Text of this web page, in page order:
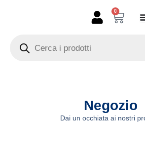
0
search
Negozio
Dai un occhiata ai nostri